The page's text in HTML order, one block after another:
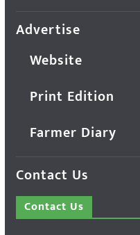
Advertise
Website
Print Edition
Farmer Diary
Contact Us
Contact Us